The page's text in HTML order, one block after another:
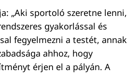
„Aki sportoló szeretne lenni,
gyakorlással és
fegyelmezni a testét, annak
ahhoz, hogy
érjen el a pályán. A